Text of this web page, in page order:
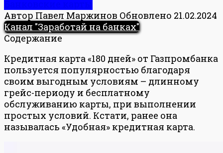
Автор Павел Маржинов Обновлено 21.02.2024
Канал "Заработай на банках"
Содержание
Кредитная карта «180 дней» от Газпромбанка
пользуется популярностью благодаря
своим выгодным условиям – длинному
грейс-периоду и бесплатному
обслуживанию карты, при выполнении
простых условий. Кстати, ранее она
называлась «Удобная» кредитная карта.